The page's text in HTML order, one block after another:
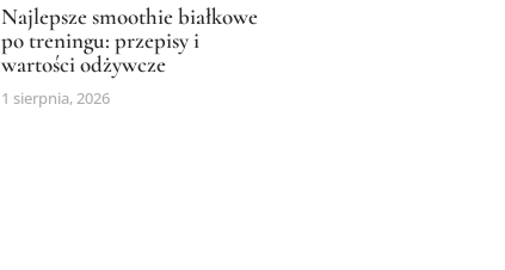
Najlepsze smoothie białkowe
po treningu: przepisy i
wartości odżywcze
1 sierpnia, 2026